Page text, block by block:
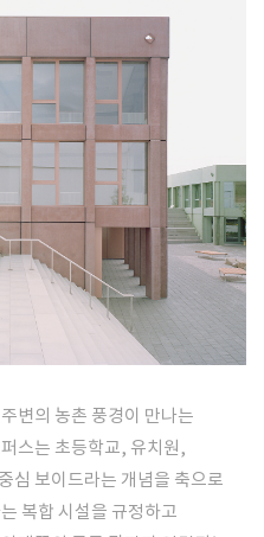
변의 농촌 풍경이 만나는
스는 초등학교, 유치원,
심 보이드라는 개념을 축으로
복합 시설을 규정하고